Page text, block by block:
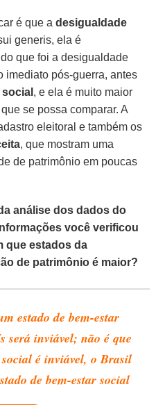
é que adesigualdade
generis, ela é
que foi a desigualdade
imediato pós-guerra, antes
, e ela é muito maior
se possa comparar. A
eleitoral e também os
, que mostram uma
de patrimônio em poucas
análise dos dados do
você verificou
que estados da
de patrimônio é maior?
estado de bem-estar
será inviável; não é que
social é inviável, o Brasil
de bem-estar social